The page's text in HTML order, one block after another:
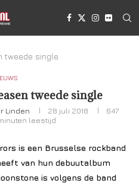
tweede single
tweede single
Linden 28 juli 2018
647
leestijd
is een Brusselse rockband
van hun debuutalbum
is volgens de band